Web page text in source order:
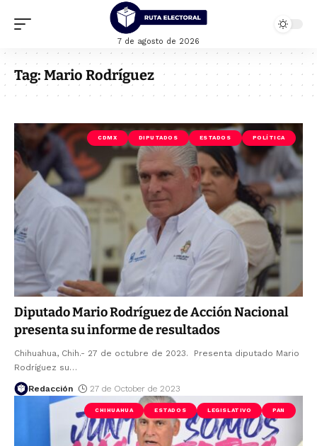
7 de agosto de 2026
Tag: Mario Rodríguez
CDMX DIPUTADOS ESTADOS POLÍTICA
Diputado Mario Rodríguez de Acción Nacional
presenta su informe de resultados
Chihuahua, Chih.- 27 de octubre de 2023. Presenta diputado Mario
Rodríguez su…
Redacción 27 de October de 2023
CHIHUAHUA ESTADOS LEGISLATIVO PAN